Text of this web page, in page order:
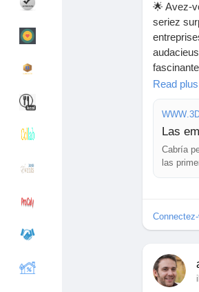
🌟 Avez-
seriez
Cela
prêts à
Peut-
Qu'en
Read plus
Cabría
las
Andrea